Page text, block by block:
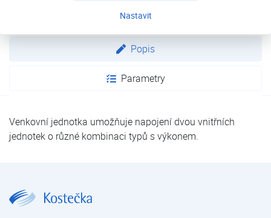
Nastavit
Popis
Parametry
Venkovní jednotka umožňuje napojení dvou vnitřních
jednotek o různé kombinaci typů s výkonem.